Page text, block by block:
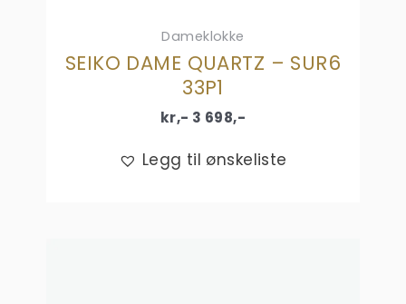
Dameklokke
SEIKO DAME QUARTZ – SUR6
33P1
kr,- 3 698,-
Legg til ønskeliste